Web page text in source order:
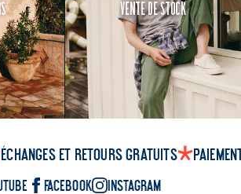
Vente de Stock
Échanges et retours gratuits
Facebook Instagram